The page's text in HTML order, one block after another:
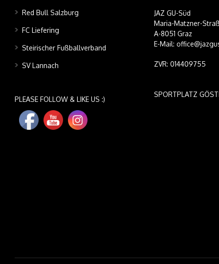
Red Bull Salzburg
FC Liefering
Steirischer Fußballverband
SV Lannach
PLEASE FOLLOW & LIKE US :)
JAZ GU-Süd
Maria-Matzner-
A-8051 Graz
E-Mail:
ZVR: 014409755
SPORTPLATZ